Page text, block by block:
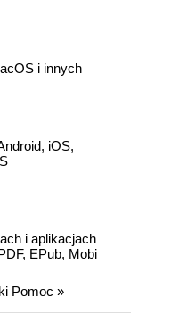
i innych
iOS,
i aplikacjach
EPub, Mobi
Pomoc »